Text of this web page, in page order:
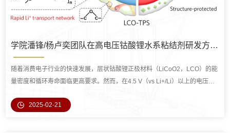
学院潘锋/杨卢奕团队在高电压钴酸锂水系粘结剂研发方面取得新进展
随着消费电子行业的快速发展，层状钴酸锂正极材料（LiCoO2，LCO）的能
量密度和循环寿命面临更高要求。然而，在4.5 V（vs Li+/Li）以上的电压
乙烯（PVDF）粘结剂虽具有优异的电化学稳定性，但其电极制备过程中需使
2025-02-21